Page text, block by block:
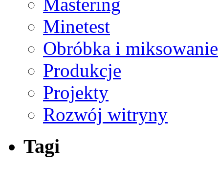
Mastering
Minetest
Obróbka i miksowanie
Produkcje
Projekty
Rozwój witryny
Tagi